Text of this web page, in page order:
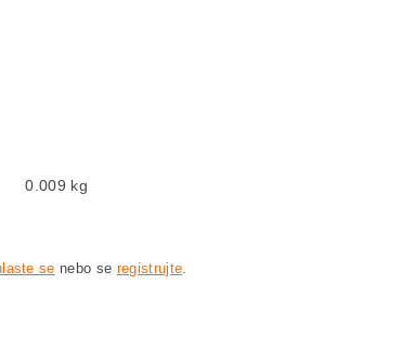
0.009 kg
se nebo se registrujte.